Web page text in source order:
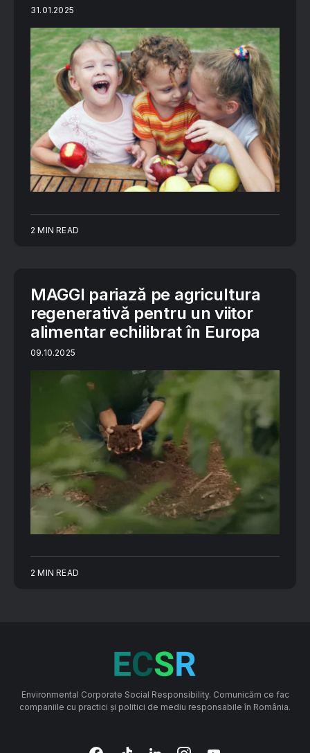
31.01.2025
2 MIN READ
MAGGI pariază pe agricultura
regenerativă pentru un viitor
alimentar echilibrat în Europa
09.10.2025
2 MIN READ
Environmental Corporate Social Responsibility. Comunicăm ce fac
companiile cu practici și politici de mediu responsabile în România.